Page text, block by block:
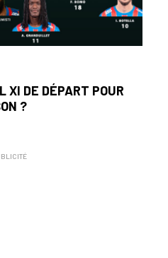
XI DE DÉPART POUR
?